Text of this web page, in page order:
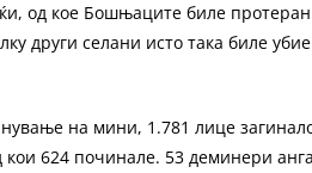
од кое Бошњаците биле
други селани исто така биле
на мини, 1.781 лице
кои 624 починале. 53 деминери